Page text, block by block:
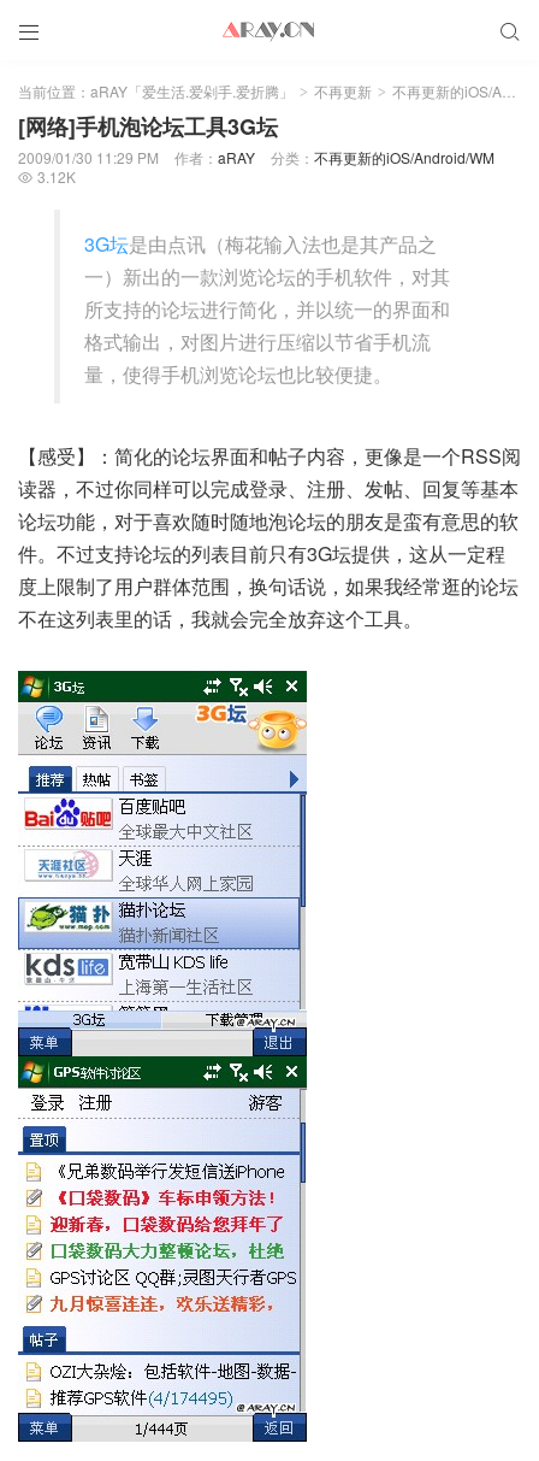
 
当前位置： aRAY「爱生活.爱剁手.爱折腾」 > 不再更新 > 不再更新的iOS/Android/WM
[网络]手机泡论坛工具3G坛
2009/01/30 11:29 PM 作者： aRAY 分类： 不再更新的iOS/Android/WM
 3.12K
3G坛是由点讯（梅花输入法也是其产品之
一）新出的一款浏览论坛的手机软件，对其
所支持的论坛进行简化，并以统一的界面和
格式输出，对图片进行压缩以节省手机流
量，使得手机浏览论坛也比较便捷。
【感受】：简化的论坛界面和帖子内容，更像是一个RSS阅
读器，不过你同样可以完成登录、注册、发帖、回复等基本
论坛功能，对于喜欢随时随地泡论坛的朋友是蛮有意思的软
件。不过支持论坛的列表目前只有3G坛提供，这从一定程
度上限制了用户群体范围，换句话说，如果我经常逛的论坛
不在这列表里的话，我就会完全放弃这个工具。